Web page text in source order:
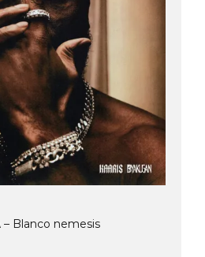
– Blanco nemesis